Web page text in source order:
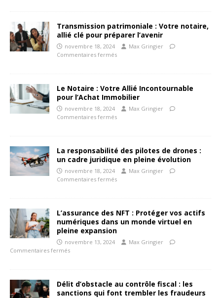
Transmission patrimoniale : Votre notaire,
allié clé pour préparer l’avenir
novembre 18, 2024
Max Gringier
Commentaires fermés
Le Notaire : Votre Allié Incontournable
pour l’Achat Immobilier
novembre 18, 2024
Max Gringier
Commentaires fermés
La responsabilité des pilotes de drones :
un cadre juridique en pleine évolution
novembre 18, 2024
Max Gringier
Commentaires fermés
L’assurance des NFT : Protéger vos actifs
numériques dans un monde virtuel en
pleine expansion
novembre 13, 2024
Max Gringier
Commentaires fermés
Délit d’obstacle au contrôle fiscal : les
sanctions qui font trembler les fraudeurs